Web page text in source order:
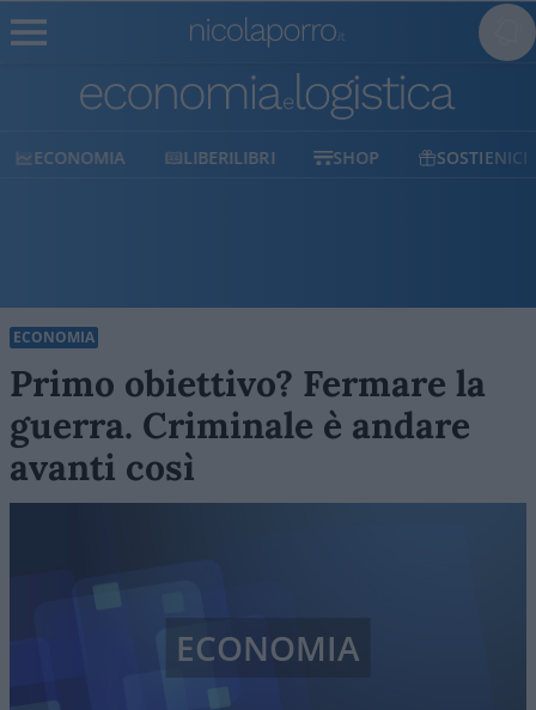
ECONOMIA LIBERILIBRI SHOP SOSTIENICI
ECONOMIA
Primo obiettivo? Fermare la
guerra. Criminale è andare
avanti così
ECONOMIA